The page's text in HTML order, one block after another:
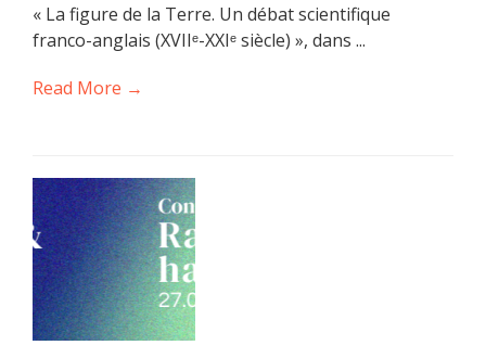
« La figure de la Terre. Un débat scientifique
franco-anglais (XVIIᵉ-XXIᵉ siècle) », dans ...
Read More →